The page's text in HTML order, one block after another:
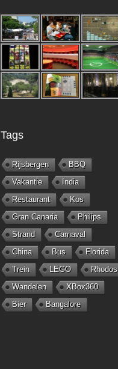
Tags
Rijsbergen
BBQ
Vakantie
India
Restaurant
Kos
Gran Canaria
Philips
Strand
Carnaval
China
Bus
Florida
Trein
LEGO
Rhodos
Wandelen
XBox360
Bier
Bangalore